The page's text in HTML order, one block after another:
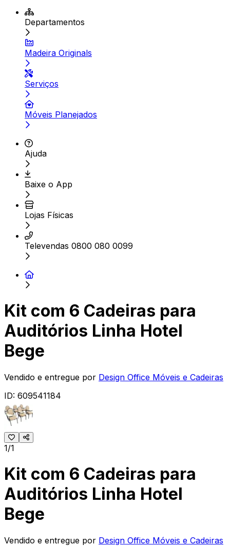
Departamentos
Madeira Originals
Serviços
Móveis Planejados
Ajuda
Baixe o App
Lojas Físicas
Televendas 0800 080 0099
Kit com 6 Cadeiras para
Auditórios Linha Hotel
Bege
Vendido e entregue por Design Office Móveis e Cadeiras
ID: 609541184
1/1
Kit com 6 Cadeiras para
Auditórios Linha Hotel
Bege
Vendido e entregue por Design Office Móveis e Cadeiras